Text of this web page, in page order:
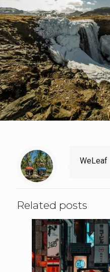
WeLeaf
Related posts